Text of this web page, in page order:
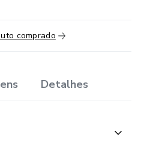
comprado
Detalhes